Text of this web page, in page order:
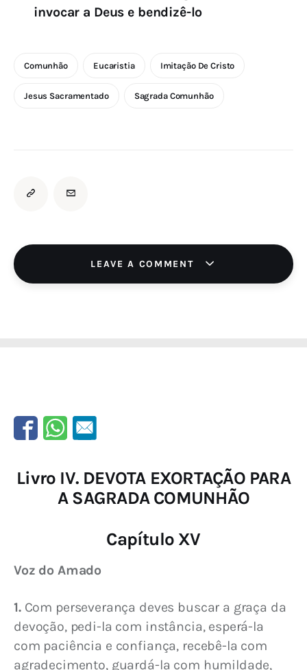
invocar a Deus e bendizê-lo
Comunhão Eucaristia Imitação De Cristo
Jesus Sacramentado Sagrada Comunhão
LEAVE A COMMENT
Livro IV. DEVOTA EXORTAÇÃO PARA
A SAGRADA COMUNHÃO
Capítulo XV
Voz do Amado
1. Com perseverança deves buscar a graça da
devoção, pedi-la com instância, esperá-la
com paciência e confiança, recebê-la com
agradecimento, guardá-la com humildade,